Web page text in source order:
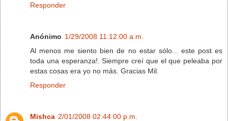
Responder
Anónimo 1/29/2008 11:12:00 a.m.
Al menos me siento bien de no estar sólo... este post es
toda una esperanza!. Siempre creí que el que peleaba por
estas cosas era yo no más. Gracias Mil.
Responder
Mishca 2/01/2008 02:44:00 p.m.